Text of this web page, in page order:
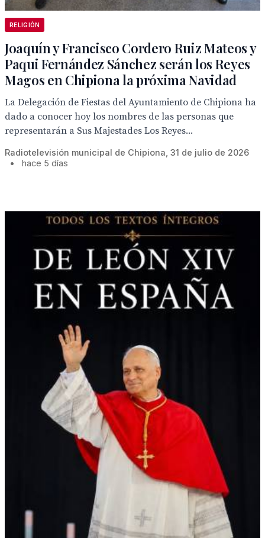
RELIGIÓN
Joaquín y Francisco Cordero Ruiz Mateos y
Paqui Fernández Sánchez serán los Reyes
Magos en Chipiona la próxima Navidad
La Delegación de Fiestas del Ayuntamiento de Chipiona ha
dado a conocer hoy los nombres de las personas que
representarán a Sus Majestades Los Reyes...
Radiotelevisión municipal de Chipiona, 31 de julio de 2026
•
hace 5 días